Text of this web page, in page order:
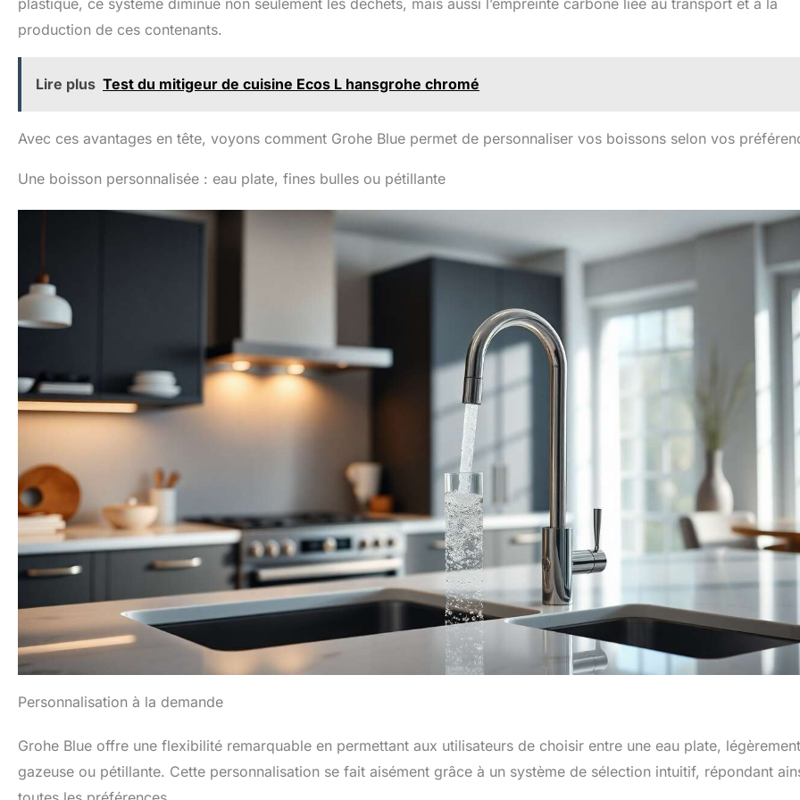
plastique, ce système diminue non seulement les déchets, mais aussi l’empreinte carbone liée au transport et à la
production de ces contenants.
Lire plus Test du mitigeur de cuisine Ecos L hansgrohe chromé
Avec ces avantages en tête, voyons comment Grohe Blue permet de personnaliser vos boissons selon vos
Une boisson personnalisée : eau plate, fines bulles ou pétillante
Personnalisation à la demande
Grohe Blue offre une flexibilité remarquable en permettant aux utilisateurs de choisir entre une eau plate, légèrement
gazeuse ou pétillante. Cette personnalisation se fait aisément grâce à un système de sélection intuitif, répondant